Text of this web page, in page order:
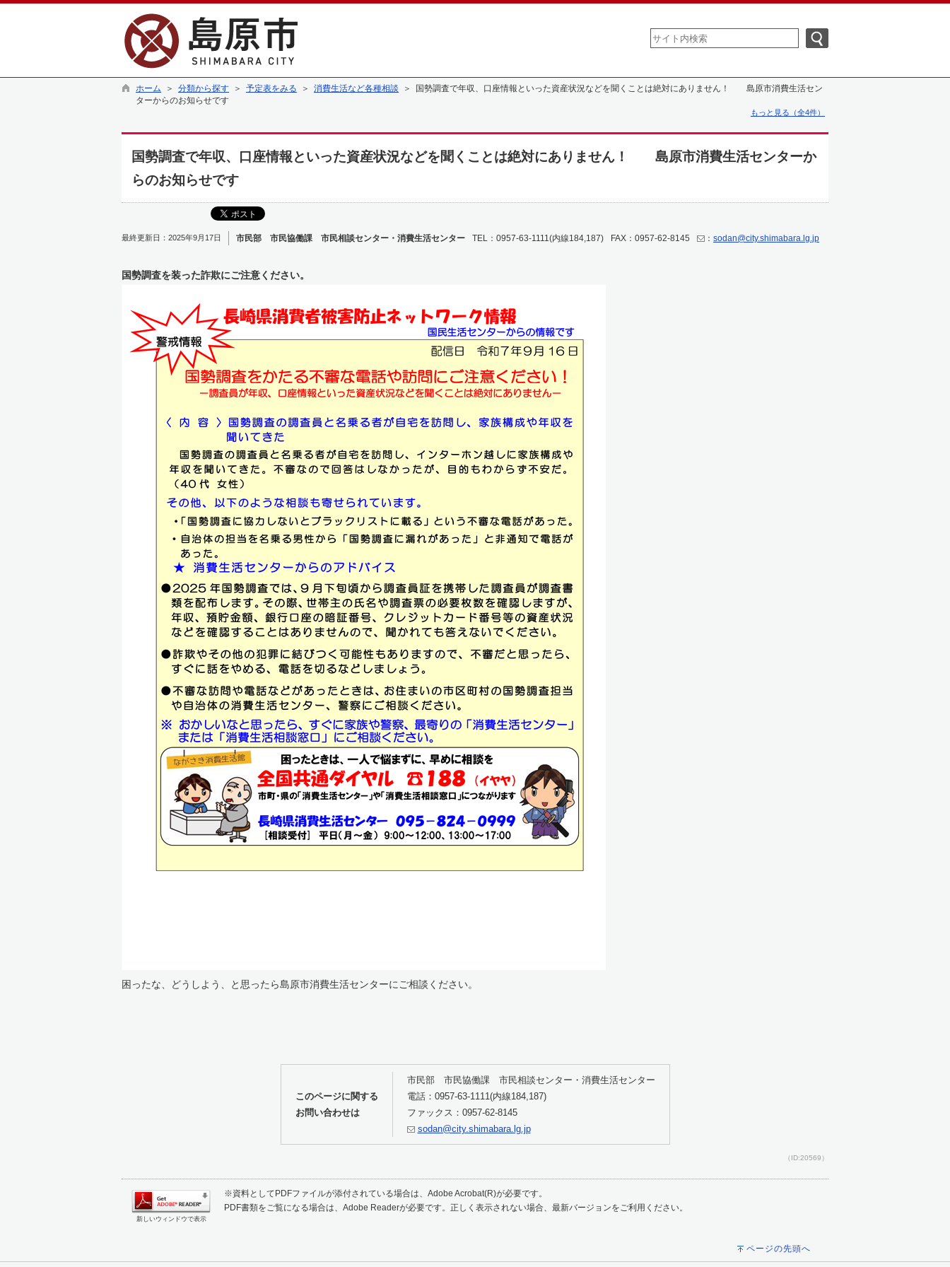
ホーム ＞ 分類から探す ＞ 予定表をみる ＞ 消費生活など各種相談 ＞ 国勢調査で年収、口座情報といった資産状況などを聞くことは絶対にありません！ 島原市消費生活セン
ターからのお知らせです
もっと見る（全4件）
国勢調査で年収、口座情報といった資産状況などを聞くことは絶対にありません！ 島原市消費生活センターか
らのお知らせです
最終更新日：2025年9月17日 市民部 市民協働課 市民相談センター・消費生活センター TEL：0957-63-1111(内線184,187) FAX：0957-62-8145 ： sodan@city.shimabara.lg.jp
国勢調査を装った詐欺にご注意ください。
困ったな、どうしよう、と思ったら島原市消費生活センターにご相談ください。
このページに関する
お問い合わせは
市民部 市民協働課 市民相談センター・消費生活センター
電話：0957-63-1111(内線184,187)
ファックス：0957-62-8145
sodan@city.shimabara.lg.jp
（ID:20569）
新しいウィンドウで表示
※資料としてPDFファイルが添付されている場合は、Adobe Acrobat(R)が必要です。
PDF書類をご覧になる場合は、Adobe Readerが必要です。正しく表示されない場合、最新バージョンをご利用ください。
ページの先頭へ